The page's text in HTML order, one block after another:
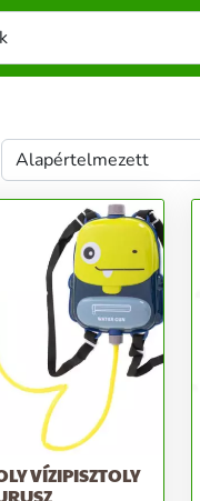
VÍZIPISZTOLY